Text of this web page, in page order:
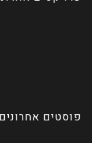
פוסטים אחרונים